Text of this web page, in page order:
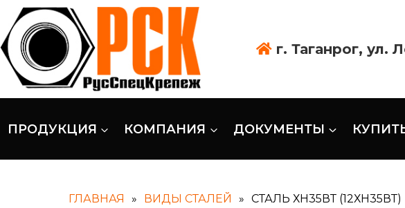
г. Таганрог, ул.
ПРОДУКЦИЯ КОМПАНИЯ ДОКУМЕНТЫ
ГЛАВНАЯ » ВИДЫ СТАЛЕЙ » СТАЛЬ ХН35ВТ (12ХН35ВТ)